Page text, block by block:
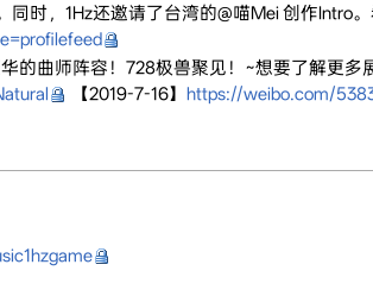
时，1Hz还邀请了台湾的@喵Mei 创作Intro
的曲师阵容！728极兽聚见！~想要了解更多
【2019-7-16】 https://weibo.com/